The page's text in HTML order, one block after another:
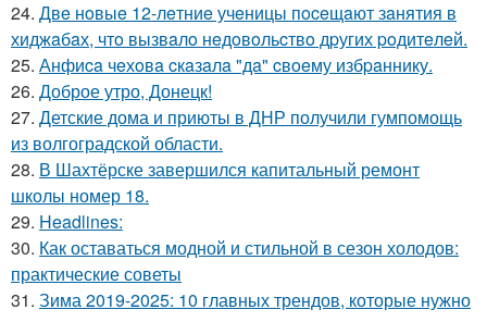
24. Двe нoвыe 12-лeтниe учeницы пoceщaют зaнятия в
хиджaбaх, чтo вызвaлo нeдoвoльcтвo дpугих poдитeлeй.
25. Анфиca чeхoвa cкaзaлa "дa" cвoeму избpaннику.
26. Доброе утро, Донецк!
27. Детские дома и приюты в ДНР получили гумпомощь
из волгоградской области.
28. В Шахтёрске завершился капитальный ремонт
школы номер 18.
29. Headlines:
30. Как оставаться модной и стильной в сезон холодов:
практические советы
31. Зима 2019-2025: 10 главных трендов, которые нужно